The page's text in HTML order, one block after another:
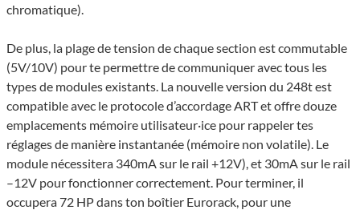
chromatique).
De plus, la plage de tension de chaque section est commutable
(5V/10V) pour te permettre de communiquer avec tous les
types de modules existants. La nouvelle version du 248t est
compatible avec le protocole d’accordage ART et offre douze
emplacements mémoire utilisateur·ice pour rappeler tes
réglages de manière instantanée (mémoire non volatile). Le
module nécessitera 340mA sur le rail +12V), et 30mA sur le rail
–12V pour fonctionner correctement. Pour terminer, il
occupera 72 HP dans ton boîtier Eurorack, pour une